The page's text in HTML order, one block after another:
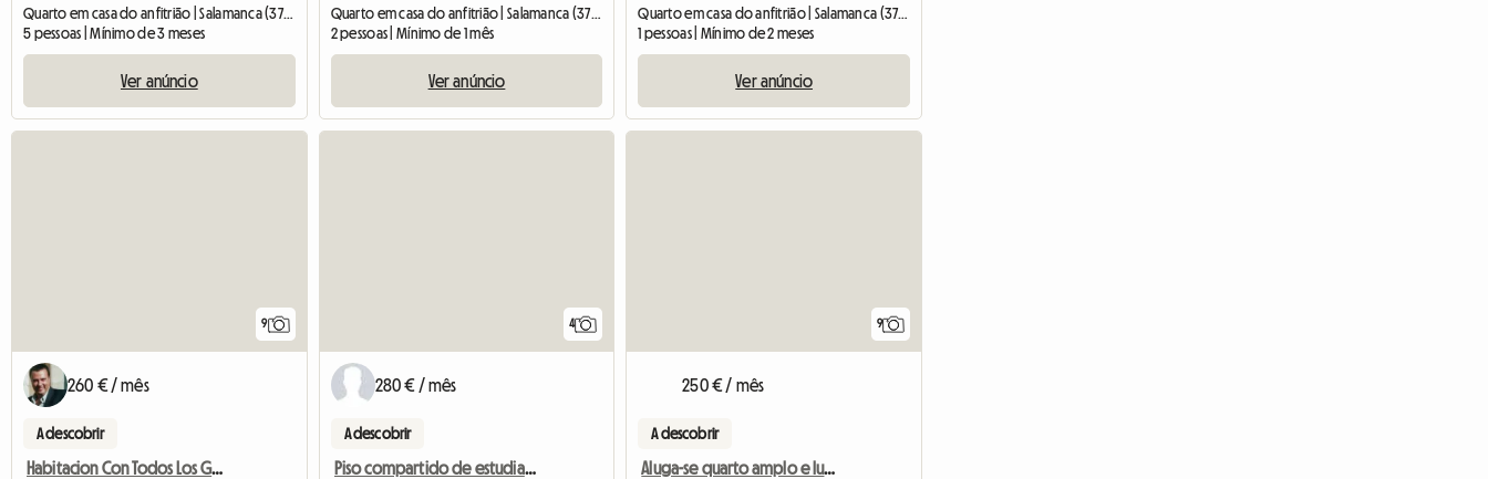
Quarto em casa do anfitrião | Salamanca (37007) | 120 M2
5 pessoas | Mínimo de 3 meses
Ver anúncio
Quarto em casa do anfitrião | Salamanca (37002)
2 pessoas | Mínimo de 1 mês
Ver anúncio
Quarto em casa do anfitrião | Salamanca (37002)
1 pessoas | Mínimo de 2 meses
Ver anúncio
9
260 € / mês
A descobrir
Habitacion Con Todos Los Gastos Incluidos Tambien Internet J
4
280 € / mês
A descobrir
Piso compartido de estudiantes centro
9
250 € / mês
A descobrir
Aluga-se quarto amplo e luminoso